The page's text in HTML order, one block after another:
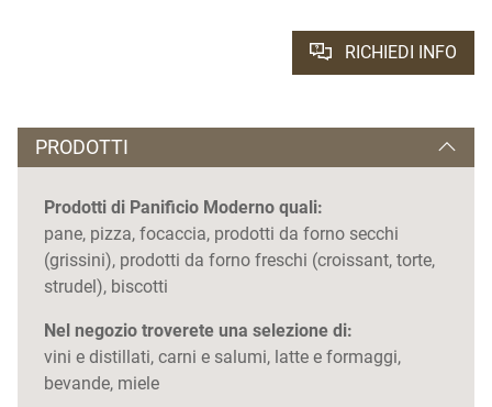
RICHIEDI INFO
PRODOTTI
Prodotti di Panificio Moderno quali:
pane, pizza, focaccia, prodotti da forno secchi
(grissini), prodotti da forno freschi (croissant, torte,
strudel), biscotti
Nel negozio troverete una selezione di:
vini e distillati, carni e salumi, latte e formaggi,
bevande, miele